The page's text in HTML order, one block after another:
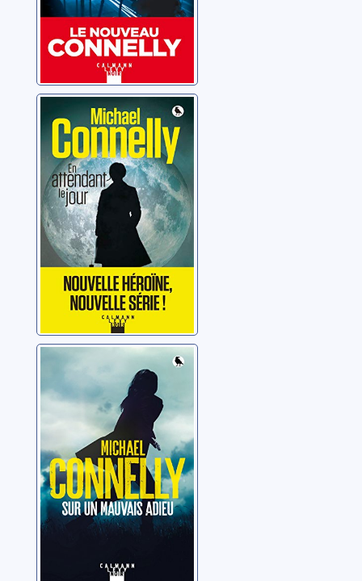
En attendant le
jour
Connelly, Michael
Sur un mauvais
adieu
Connelly, Michael